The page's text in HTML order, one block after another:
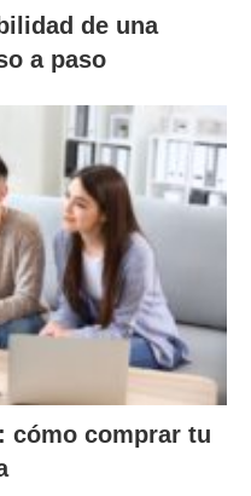
de una
a paso
cómo comprar tu